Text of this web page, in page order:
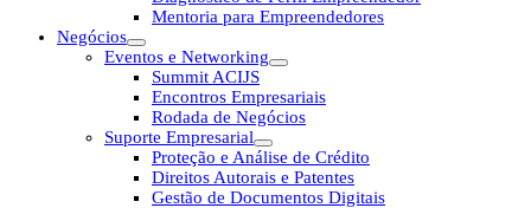
Mentoria para Empreendedores
Negócios
Eventos e Networking
Summit ACIJS
Encontros Empresariais
Rodada de Negócios
Suporte Empresarial
Proteção e Análise de Crédito
Direitos Autorais e Patentes
Gestão de Documentos Digitais